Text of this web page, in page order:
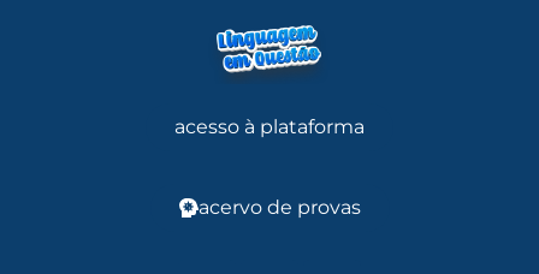
acesso à plataforma
acervo de provas